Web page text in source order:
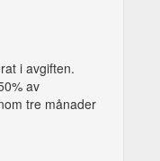
i avgiften.
av
tre månader